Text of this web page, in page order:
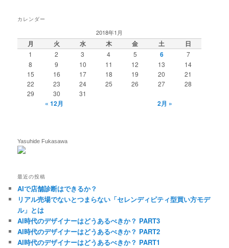
カレンダー
2018年1月
月 火 水 木 金 土 日
1 2 3 4 5 6
7
8
9 10 11 12 13
14
15
16 17 18 19 20
21
22
23 24 25 26 27
28
29
30 31
« 12月 2月 »
Yasuhide Fukasawa
最近の投稿
AIで店舗診断はできるか？
リアル売場でないとつまらない「セレンディピティ型買い方モデ
ル」とは
AI時代のデザイナーはどうあるべきか？ PART3
AI時代のデザイナーはどうあるべきか？ PART2
AI時代のデザイナーはどうあるべきか？ PART1